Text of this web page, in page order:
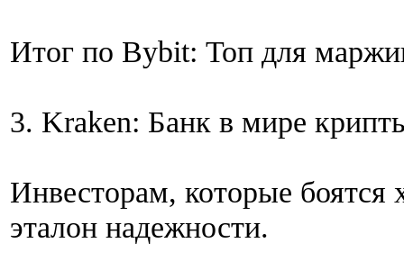
Итог по Bybit: Топ для
3. Kraken: Банк в мире
Инвесторам, которые
эталон надежности.